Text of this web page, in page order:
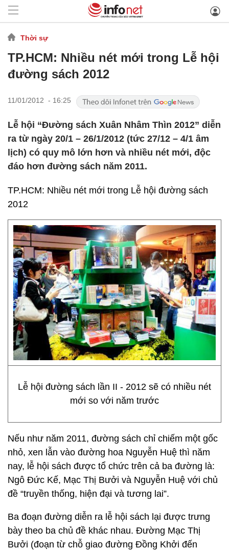
Thời sự
TP.HCM: Nhiều nét mới trong Lễ hội
đường sách 2012
11/01/2012 - 16:25
Lễ hội “Đường sách Xuân Nhâm Thìn 2012” diễn
ra từ ngày 20/1 – 26/1/2012 (tức 27/12 – 4/1 âm
lịch) có quy mô lớn hơn và nhiều nét mới, độc
đáo hơn đường sách năm 2011.
TP.HCM: Nhiều nét mới trong Lễ hội đường sách
2012
Lễ hội đường sách lần II - 2012 sẽ có nhiều nét
mới so với năm trước
Nếu như năm 2011, đường sách chỉ chiếm một gốc
nhỏ, xen lẫn vào đường hoa Nguyễn Huệ thì năm
nay, lễ hội sách được tổ chức trên cả ba đường là:
Ngô Đức Kế, Mạc Thị Bưởi và Nguyễn Huệ với chủ
đề “truyền thống, hiện đại và tương lai”.
Ba đoạn đường diễn ra lễ hội sách lại được trưng
bày theo ba chủ đề khác nhau. Đường Mạc Thị
Bưởi (đoạn từ chỗ giao đường Đồng Khởi đến